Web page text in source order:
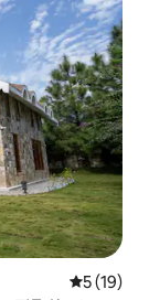
レビュー
5 (19)